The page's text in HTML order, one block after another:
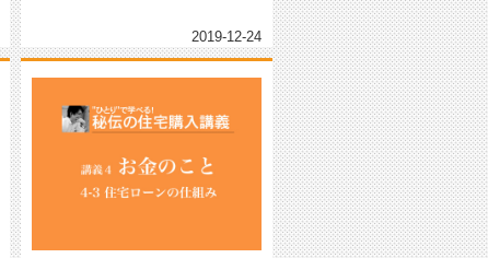
2019-12-24